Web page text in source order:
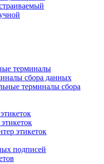
терминалы
сбора данных
терминалы сбора
этикеток
подписей